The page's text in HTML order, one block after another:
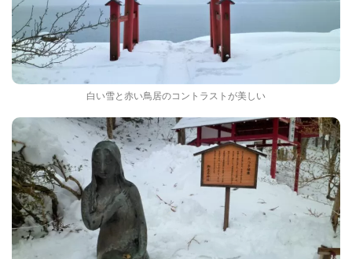
白い雪と赤い鳥居のコントラストが美しい